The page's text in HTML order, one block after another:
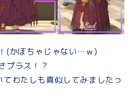
(かぼちゃじゃない…ｗ)
プラス！？
わたしも真似してみましたっ